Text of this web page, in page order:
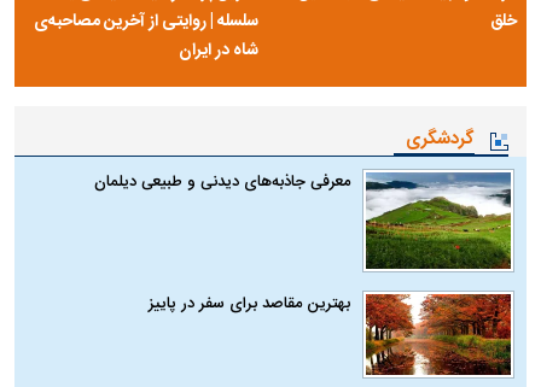
خلق
سلسله | روایتی از آخرین مصاحبه‌ی
شاه در ایران
گردشگری
معرفی جاذبه‌های دیدنی و طبیعی دیلمان
بهترین مقاصد برای سفر در پاییز